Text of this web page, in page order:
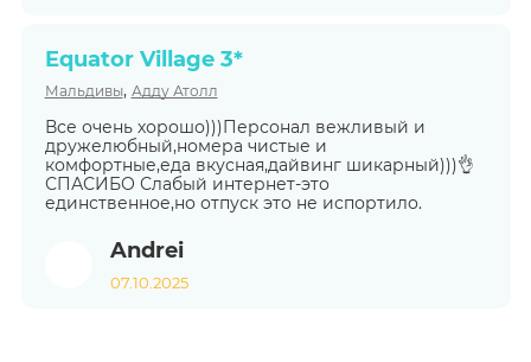
Equator Village 3*
Мальдивы, Адду Атолл
Все очень хорошо)))Персонал вежливый и
дружелюбный,номера чистые и
комфортные,еда вкусная,дайвинг шикарный)))👌
СПАСИБО Слабый интернет-это
единственное,но отпуск это не испортило.
Andrei
07.10.2025